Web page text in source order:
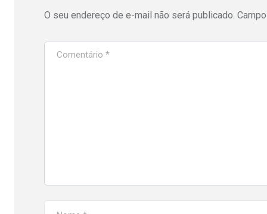
O seu endereço de e-mail não será publicado.